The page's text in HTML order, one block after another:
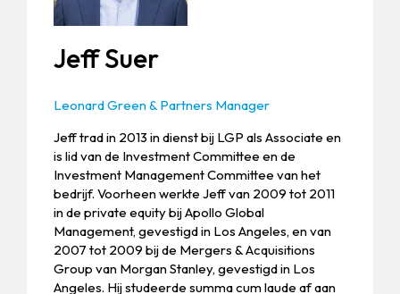
Jeff Suer
Leonard Green & Partners Manager
Jeff trad in 2013 in dienst bij LGP als Associate en
is lid van de Investment Committee en de
Investment Management Committee van het
bedrijf. Voorheen werkte Jeff van 2009 tot 2011
in de private equity bij Apollo Global
Management, gevestigd in Los Angeles, en van
2007 tot 2009 bij de Mergers & Acquisitions
Group van Morgan Stanley, gevestigd in Los
Angeles. Hij studeerde summa cum laude af aan